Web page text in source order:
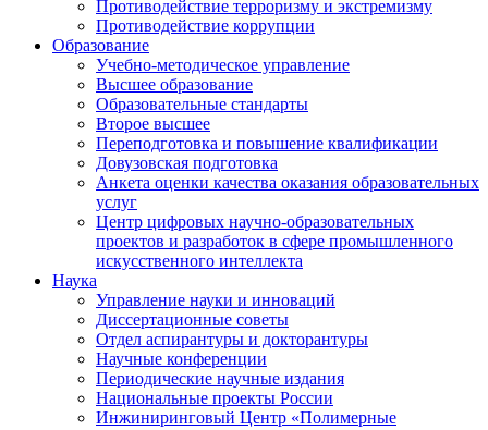
Противодействие терроризму и экстремизму
Противодействие коррупции
Образование
Учебно-методическое управление
Высшее образование
Образовательные стандарты
Второе высшее
Переподготовка и повышение квалификации
Довузовская подготовка
Анкета оценки качества оказания образовательных
услуг
Центр цифровых научно-образовательных
проектов и разработок в сфере промышленного
искусственного интеллекта
Наука
Управление науки и инноваций
Диссертационные советы
Отдел аспирантуры и докторантуры
Научные конференции
Периодические научные издания
Национальные проекты России
Инжиниринговый Центр «Полимерные